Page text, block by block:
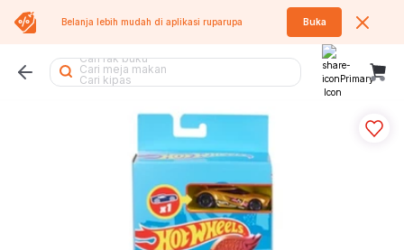
Belanja lebih mudah di aplikasi ruparupa Buka
Cari rak buku
Cari meja makan
Cari kipas
Cari meja lipat
Cari lemari besi
Cari tempat sampah
Cari kursi kantor
Cari rak besi
Cari kipas angin
Cari air purifier
Cari kursi lipat
Cari meja belajar
Cari rak sepatu
Cari tumbler